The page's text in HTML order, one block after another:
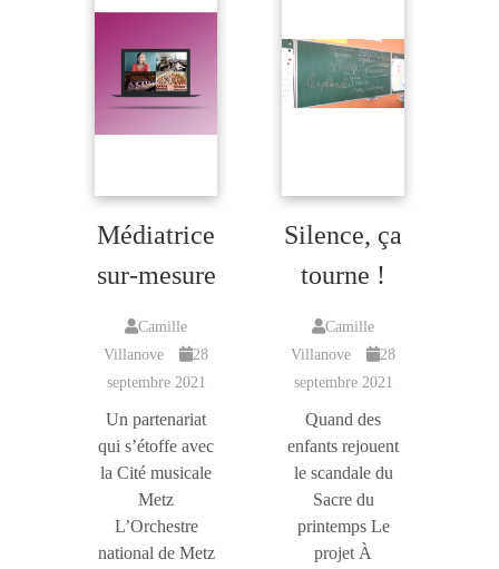
Médiatrice
sur-mesure
Camille
Villanove
28
septembre 2021
Un partenariat
qui s’étoffe avec
la Cité musicale
Metz
L’Orchestre
national de Metz
Silence, ça
tourne !
Camille
Villanove
28
septembre 2021
Quand des
enfants rejouent
le scandale du
Sacre du
printemps Le
projet À